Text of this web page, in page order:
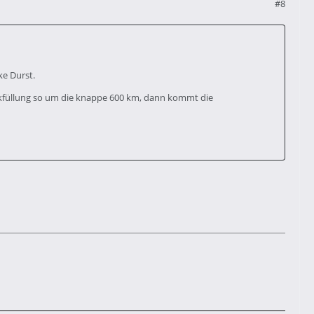
#8
Durst.
so um die knappe 600 km, dann kommt die